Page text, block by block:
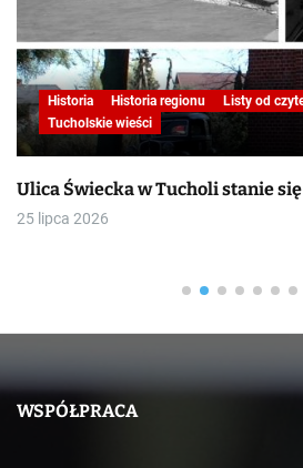
Historia Historia regionu Listy od
Tucholskie wieści
Ulica Świecka w Tucholi stanie
25 lipca 2026
WSPÓŁPRACA